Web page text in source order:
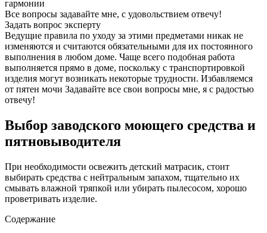
гармонии
Все вопросы задавайте мне, с удовольствием отвечу!
Задать вопрос эксперту
Ведущие правила по уходу за этими предметами никак не
изменяются и считаются обязательными для их постоянного
выполнения в любом доме. Чаще всего подобная работа
выполняется прямо в доме, поскольку с транспортировкой
изделия могут возникать некоторые трудности. Избавляемся
от пятен мочи Задавайте все свои вопросы мне, я с радостью
отвечу!
Выбор заводского моющего средства и
пятновыводителя
При необходимости освежить детский матрасик, стоит
выбирать средства с нейтральным запахом, тщательно их
смывать влажной тряпкой или убирать пылесосом, хорошо
проветривать изделие.
Содержание